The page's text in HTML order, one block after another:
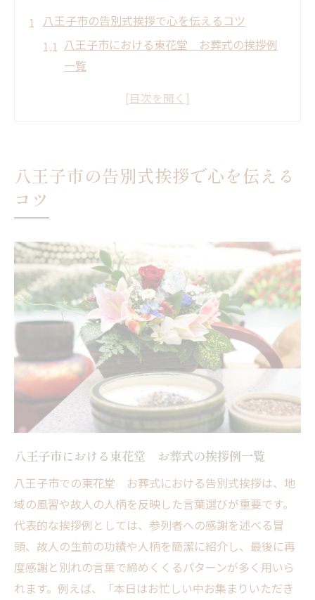
八王子市の告別式挨拶で心を伝えるコツ
八王子市における東花堂 お葬式の挨拶例
一覧
心に響く告別式挨拶を準備する秘訣
大切な想いを込めた葬儀挨拶の作法
大切な人へ贈る丁寧な言葉遣いのコツ
八王子市で意識したい葬儀マナー
気持ちを込めた挨拶例文の活用方法
突然の訃報に備える喪主挨拶例と注意点
喪主挨拶の基本構成と東花堂 お葬式例
突然の訃報時に役立つ挨拶例文集
八王子市でよく使われる喪主挨拶の言い回
東花堂 お葬式で配慮したい表現集
東花堂 お葬式で使える挨拶表現まとめ
参列者へ心を込めて伝える一言集
八王子市流の配慮ある言葉遣いとは
告別式で好印象を与える表現術
八王子市の告別式挨拶で心を伝える
コツ
八王子市における東花堂 お葬式の挨拶例一覧
八王子市での東花堂 お葬式における告別式挨拶は、地
域の風習や故人の人柄を反映した言葉選びが重要です。
代表的な挨拶例としては、参列者への感謝を述べる冒
頭、故人の生前の功績や人柄を簡潔に紹介し、最後に再
度感謝と別れの言葉で締めくくるパターンが多く用いら
れます。例えば、「本日はお忙しい中お集まりいただき